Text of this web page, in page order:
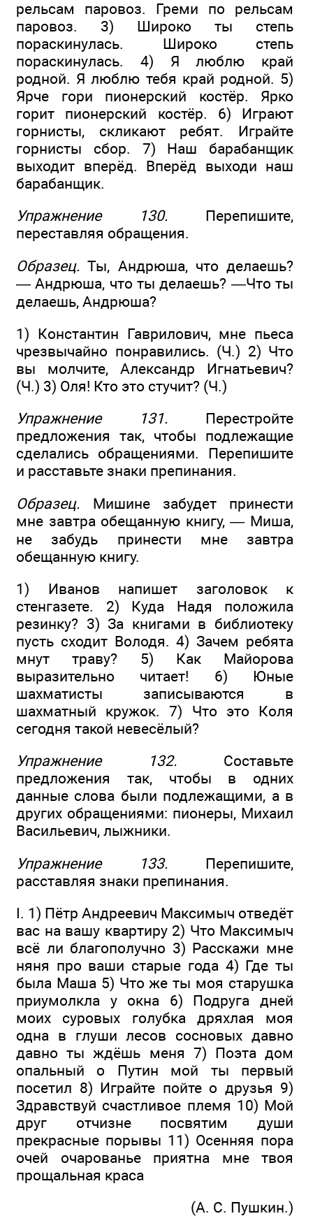
рельсам паровоз. Греми по рельсам
паровоз. 3) Широко ты степь
пораскинулась. Широко степь
пораскинулась. 4) Я люблю край
родной. Я люблю тебя край родной. 5)
Ярче гори пионерский костёр. Ярко
горит пионерский костёр. 6) Играют
горнисты, скликают ребят. Играйте
горнисты сбор. 7) Наш барабанщик
выходит вперёд. Вперёд выходи наш
барабанщик.
Упражнение 130. Перепишите,
переставляя обращения.
Образец. Ты, Андрюша, что делаешь?
— Андрюша, что ты делаешь? —Что ты
делаешь, Андрюша?
1) Константин Гаврилович, мне пьеса
чрезвычайно понравились. (Ч.) 2) Что
вы молчите, Александр Игнатьевич?
(Ч.) 3) Оля! Кто это стучит? (Ч.)
Упражнение 131. Перестройте
предложения так, чтобы подлежащие
сделались обращениями. Перепишите
и расставьте знаки препинания.
Образец. Мишине забудет принести
мне завтра обещанную книгу, — Миша,
не забудь принести мне завтра
обещанную книгу.
1) Иванов напишет заголовок к
стенгазете. 2) Куда Надя положила
резинку? 3) За книгами в библиотеку
пусть сходит Володя. 4) Зачем ребята
мнут траву? 5) Как Майорова
выразительно читает! 6) Юные
шахматисты записываются в
шахматный кружок. 7) Что это Коля
сегодня такой невесёлый?
Упражнение 132. Составьте
предложения так, чтобы в одних
данные слова были подлежащими, а в
других обращениями: пионеры, Михаил
Васильевич, лыжники.
Упражнение 133. Перепишите,
расставляя знаки препинания.
I. 1) Пётр Андреевич Максимыч отведёт
вас на вашу квартиру 2) Что Максимыч
всё ли благополучно 3) Расскажи мне
няня про ваши старые года 4) Где ты
была Маша 5) Что же ты моя старушка
приумолкла у окна 6) Подруга дней
моих суровых голубка дряхлая моя
одна в глуши лесов сосновых давно
давно ты ждёшь меня 7) Поэта дом
опальный о Путин мой ты первый
посетил 8) Играйте пойте о друзья 9)
Здравствуй счастливое племя 10) Мой
друг отчизне посвятим души
прекрасные порывы 11) Осенняя пора
очей очарованье приятна мне твоя
прощальная краса
(А. С. Пушкин.)